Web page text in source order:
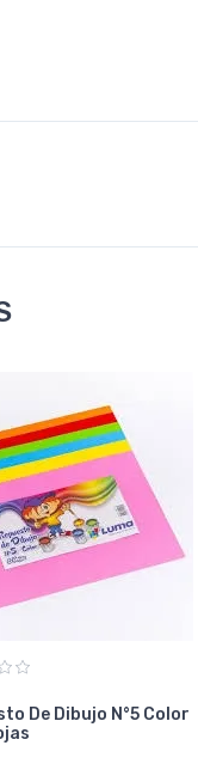
De Dibujo N°5 Color